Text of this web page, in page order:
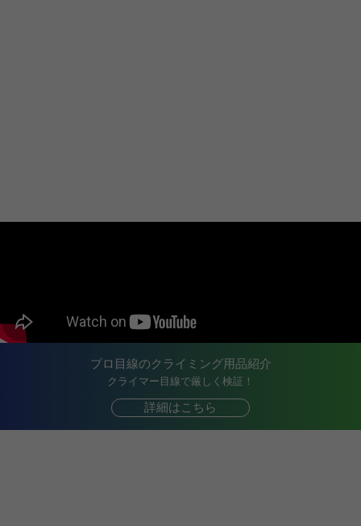
プロ目線のクライミング用品紹介
クライマー目線で厳しく検証！
詳細はこちら